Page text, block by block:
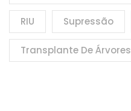
RIU Supressão
Transplante De Árvores